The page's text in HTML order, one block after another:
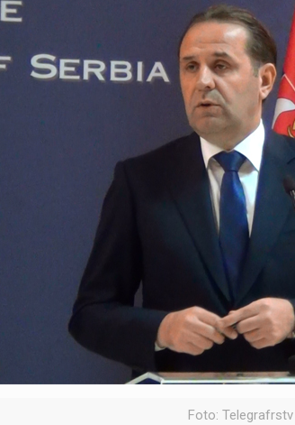
Foto: Telegrafrstv